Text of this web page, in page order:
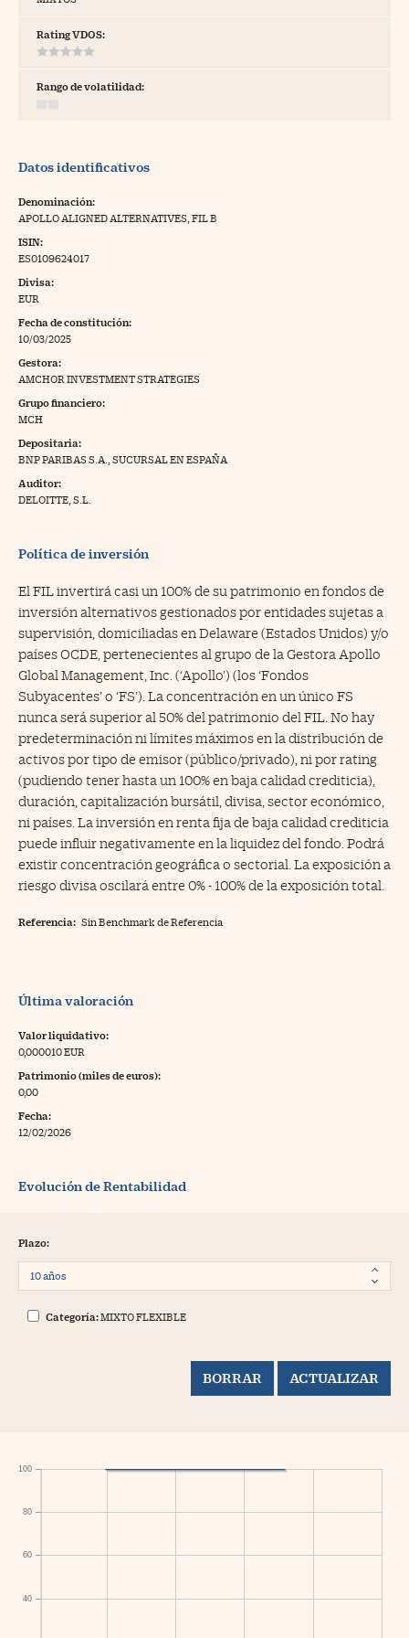
Pyme
a Cinco Días
Rating VDOS:
Rango de volatilidad:
Datos identificativos
Denominación:
APOLLO ALIGNED ALTERNATIVES, FIL B
ISIN:
ES0109624017
Divisa:
EUR
Fecha de constitución:
10/03/2025
Gestora:
AMCHOR INVESTMENT STRATEGIES
Grupo financiero:
MCH
Depositaria:
BNP PARIBAS S.A., SUCURSAL EN ESPAÑA
Auditor:
DELOITTE, S.L.
Política de inversión
El FIL invertirá casi un 100% de su patrimonio en fondos de
inversión alternativos gestionados por entidades sujetas a
supervisión, domiciliadas en Delaware (Estados Unidos) y/o
países OCDE, pertenecientes al grupo de la Gestora Apollo
Global Management, Inc. (‘Apollo’) (los ‘Fondos
Subyacentes’ o ‘FS’). La concentración en un único FS
nunca será superior al 50% del patrimonio del FIL. No hay
predeterminación ni límites máximos en la distribución de
activos por tipo de emisor (público/privado), ni por rating
(pudiendo tener hasta un 100% en baja calidad crediticia),
duración, capitalización bursátil, divisa, sector económico,
ni países. La inversión en renta fija de baja calidad crediticia
puede influir negativamente en la liquidez del fondo. Podrá
existir concentración geográfica o sectorial. La exposición a
riesgo divisa oscilará entre 0% - 100% de la exposición total.
Referencia: Sin Benchmark de Referencia
Última valoración
Valor liquidativo:
0,000010 EUR
Patrimonio (miles de euros):
0,00
Fecha:
12/02/2026
Evolución de Rentabilidad
Plazo:
Categoría:MIXTO FLEXIBLE
40
60
80
100